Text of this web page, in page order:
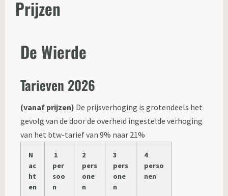
Prijzen
De Wierde
Tarieven 2026
(vanaf prijzen) De prijsverhoging is grotendeels het
gevolg van de door de overheid ingestelde verhoging
van het btw-tarief van 9% naar 21%
N
ac
ht
en
1
per
soo
n
2
pers
one
n
3
pers
one
n
4
perso
nen